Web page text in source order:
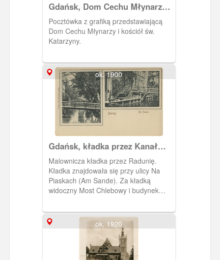
Gdańsk, Dom Cechu Młynarzy i
kościół św. Katarzyny
Pocztówka z grafiką przedstawiającą
Dom Cechu Młynarzy i kościół św.
Katarzyny.
ok. 1900
Gdańsk, kładka przez Kanał
Raduni
Malownicza kładka przez Radunię.
Kładka znajdowała się przy ulicy Na
Piaskach (Am Sande). Za kładką
widoczny Most Chlebowy i budynek
ok. 1920